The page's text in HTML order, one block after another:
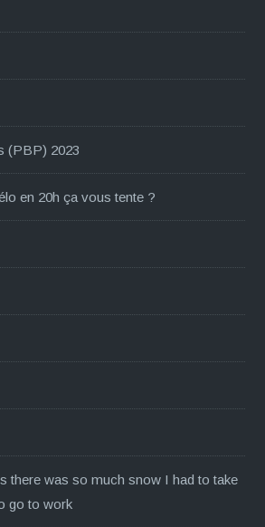
(PBP) 2023
en 20h ça vous tente ?
there was so much snow I had to take
go to work